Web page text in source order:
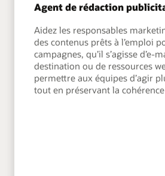
Agent de rédaction
Aidez les responsables
des contenus prêts à l’emploi
campagnes, qu’il s’agisse d’e-
destination ou de ressources
permettre aux équipes d’agir
tout en préservant la